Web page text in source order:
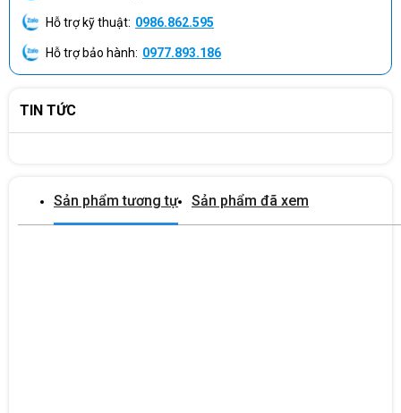
Hỗ trợ kỹ thuật: 0986.862.595
Hỗ trợ bảo hành: 0977.893.186
TIN TỨC
Sản phẩm tương tự Sản phẩm đã xem